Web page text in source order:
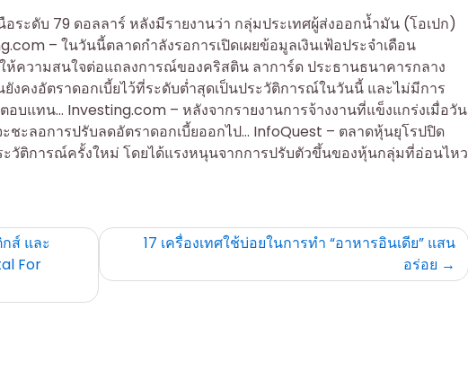
ระดับ 79 ดอลลาร์ หลังมีรายงานว่า กลุ่มประเทศผู้ส่งออกน้ำมัน (โอเปก)
– ในวันนี้ตลาดกำลังรอการเปิดเผยข้อมูลเงินเฟ้อประจำเดือน
ความสนใจต่อแถลงการณ์ของคริสติน ลาการ์ด ประธานธนาคารกลาง
คงอัตราดอกเบี้ยไว้ที่ระดับต่ำสุดเป็นประวัติการณ์ในวันนี้ และไม่มีการ
บแทน… Investing.com – หลังจากรายงานการจ้างงานที่แข็งแกร่งเมื่อวัน
ะลอการปรับลดอัตราดอกเบี้ยออกไป… InfoQuest – ตลาดหุ้นยุโรปปิด
ะวัติการณ์ครั้งใหม่ โดยได้แรงหนุนจากการปรับตัวขึ้นของหุ้นกลุ่มที่อ่อนไหว
ส์ และ
For
17 เครื่องเทศใช้บ่อยในการทำ “อาหารอินเดีย” แสน
อร่อย